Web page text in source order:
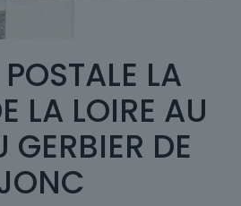
LA
LA LOIRE AU
GERBIER DE